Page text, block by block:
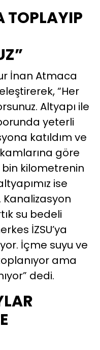
TOPLAYIP
İnan Atmaca
“Her
Altyapı ile
yeterli
katıldım ve
göre
bin kilometrenin
ise
Kanalizasyon
su bedeli
İZSU’ya
İçme suyu ve
ama
dedi.